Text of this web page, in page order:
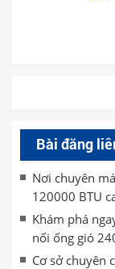
Bài đăng
Nơi chuyên
120000 BTU
Khám phá
nối ống gió
Cơ sở chuyên